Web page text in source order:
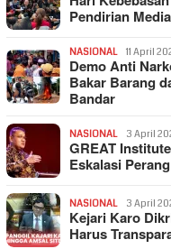
Pendirian
NASIONAL 11 April
Demo Anti
Bakar Barang
Bandar
NASIONAL 3 April
GREAT
Eskalasi
NASIONAL 3 April
Kejari Karo
Harus